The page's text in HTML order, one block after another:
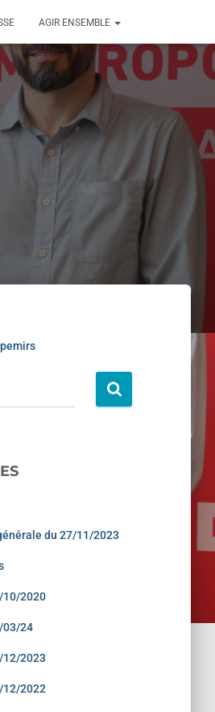
AGIR ENSEMBLE
du 27/11/2023
10/2020
03/24
12/2023
12/2022